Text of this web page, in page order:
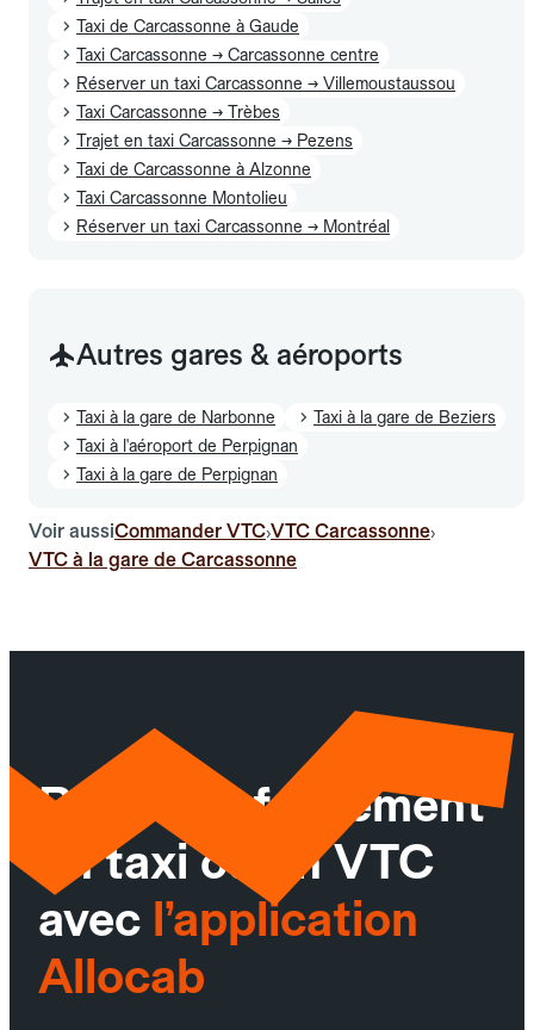
Taxi de Carcassonne à Gaude
Taxi Carcassonne → Carcassonne centre
Réserver un taxi Carcassonne → Villemoustaussou
Taxi Carcassonne → Trèbes
Trajet en taxi Carcassonne → Pezens
Taxi de Carcassonne à Alzonne
Taxi Carcassonne Montolieu
Réserver un taxi Carcassonne → Montréal
Autres gares & aéroports
Taxi à la gare de Narbonne
Taxi à la gare de Beziers
Taxi à l'aéroport de Perpignan
Taxi à la gare de Perpignan
Voir aussiCommander VTC›VTC Carcassonne›
VTC à la gare de Carcassonne
Réservez facilement
un taxi ou un VTC
avec l’application
Allocab